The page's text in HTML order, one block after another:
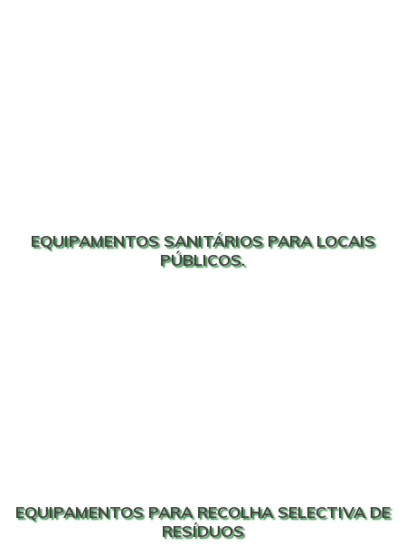
EQUIPAMENTOS SANITÁRIOS PARA LOCAIS
PÚBLICOS.
EQUIPAMENTOS PARA RECOLHA SELECTIVA DE
RESÍDUOS